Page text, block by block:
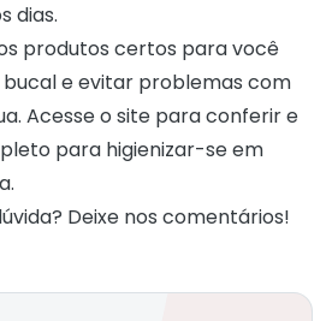
dias.
produtos certos para você
bucal e evitar problemas com
Acesse o site para conferir e
para higienizar-se em
Deixe nos comentários!